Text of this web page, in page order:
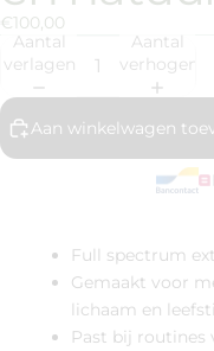
€100,00
Aantal
verlagen
Aantal
verhogen
Aan winkelwagen
Full spectrum
Gemaakt voor
lichaam en
Past bij routines